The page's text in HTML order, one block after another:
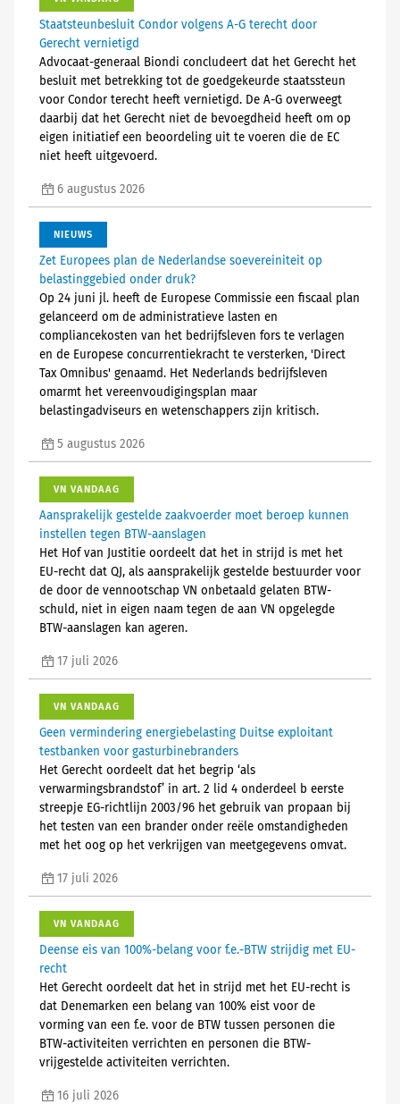
Staatsteunbesluit Condor volgens A-G terecht door
Gerecht vernietigd
Advocaat-generaal Biondi concludeert dat het Gerecht het
besluit met betrekking tot de goedgekeurde staatssteun
voor Condor terecht heeft vernietigd. De A-G overweegt
daarbij dat het Gerecht niet de bevoegdheid heeft om op
eigen initiatief een beoordeling uit te voeren die de EC
niet heeft uitgevoerd.
6 augustus 2026
NIEUWS
Zet Europees plan de Nederlandse soevereiniteit op
belastinggebied onder druk?
Op 24 juni jl. heeft de Europese Commissie een fiscaal plan
gelanceerd om de administratieve lasten en
compliancekosten van het bedrijfsleven fors te verlagen
en de Europese concurrentiekracht te versterken, 'Direct
Tax Omnibus' genaamd. Het Nederlands bedrijfsleven
omarmt het vereenvoudigingsplan maar
belastingadviseurs en wetenschappers zijn kritisch.
5 augustus 2026
VN VANDAAG
Aansprakelijk gestelde zaakvoerder moet beroep kunnen
instellen tegen BTW-aanslagen
Het Hof van Justitie oordeelt dat het in strijd is met het
EU-recht dat QJ, als aansprakelijk gestelde bestuurder voor
de door de vennootschap VN onbetaald gelaten BTW-
schuld, niet in eigen naam tegen de aan VN opgelegde
BTW-aanslagen kan ageren.
17 juli 2026
VN VANDAAG
Geen vermindering energiebelasting Duitse exploitant
testbanken voor gasturbinebranders
Het Gerecht oordeelt dat het begrip ‘als
verwarmingsbrandstof’ in art. 2 lid 4 onderdeel b eerste
streepje EG-richtlijn 2003/96 het gebruik van propaan bij
het testen van een brander onder reële omstandigheden
met het oog op het verkrijgen van meetgegevens omvat.
17 juli 2026
VN VANDAAG
Deense eis van 100%-belang voor f.e.-BTW strijdig met EU-
recht
Het Gerecht oordeelt dat het in strijd met het EU-recht is
dat Denemarken een belang van 100% eist voor de
vorming van een f.e. voor de BTW tussen personen die
BTW-activiteiten verrichten en personen die BTW-
vrijgestelde activiteiten verrichten.
16 juli 2026